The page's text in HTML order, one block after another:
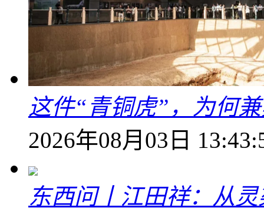
这件“青铜虎”，为何
2026年08月03日
东西问丨江田祥：从